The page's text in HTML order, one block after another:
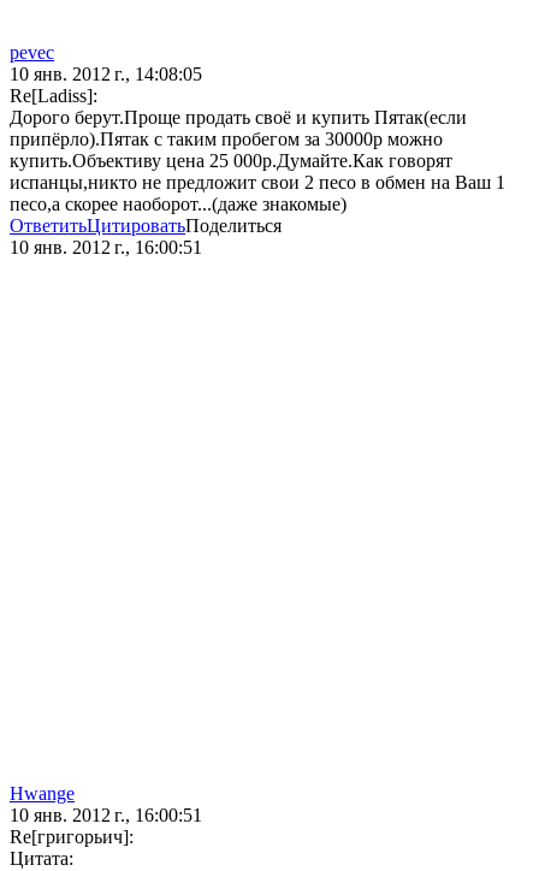
pevec
10 янв. 2012 г., 14:08:05
Re[Ladiss]:
Дорого берут.Проще продать своё и купить Пятак(если
припёрло).Пятак с таким пробегом за 30000р можно
купить.Объективу цена 25 000р.Думайте.Как говорят
испанцы,никто не предложит свои 2 песо в обмен на Ваш 1
песо,а скорее наоборот...(даже знакомые)
ОтветитьЦитироватьПоделиться
10 янв. 2012 г., 16:00:51
Hwange
10 янв. 2012 г., 16:00:51
Re[григорьич]:
Цитата: